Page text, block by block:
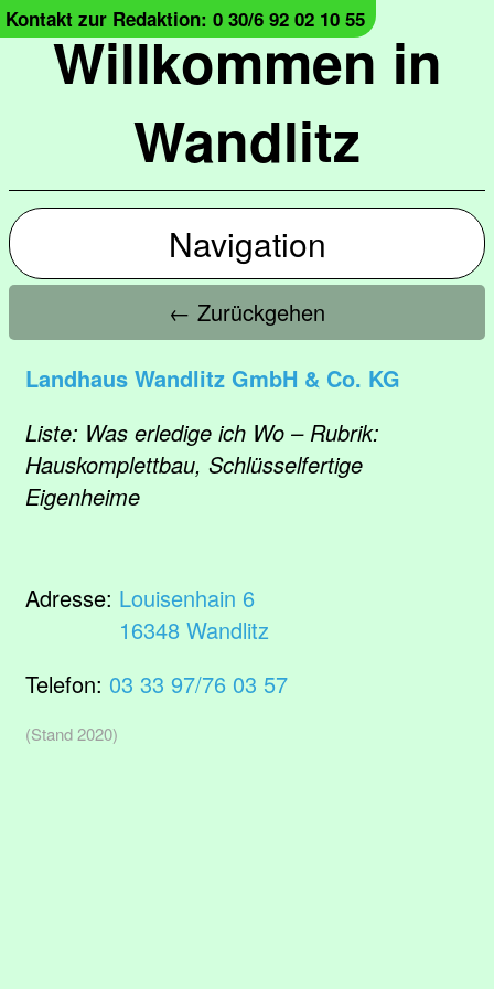
Willkommen in
Wandlitz
Kontakt zur Redaktion: 0 30/6 92 02 10 55
Navigation
← Zurückgehen
Landhaus Wandlitz GmbH & Co. KG
Liste: Was erledige ich Wo – Rubrik:
Hauskomplettbau, Schlüsselfertige
Eigenheime
Adresse: Louisenhain 6
16348 Wandlitz
Telefon: 03 33 97/76 03 57
(Stand 2020)